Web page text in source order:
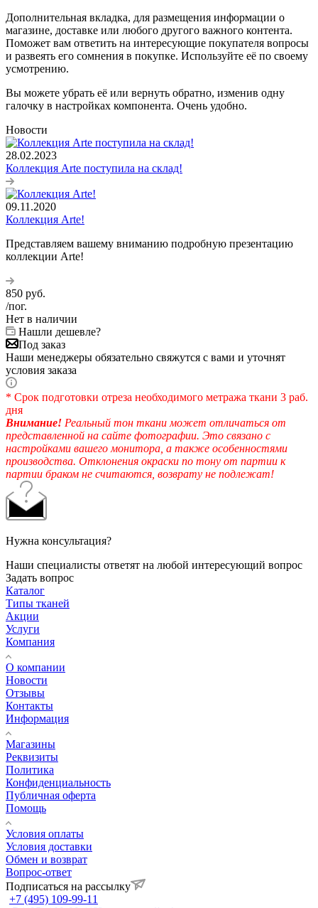
Дополнительная вкладка, для размещения информации о
магазине, доставке или любого другого важного контента.
Поможет вам ответить на интересующие покупателя вопросы
и развеять его сомнения в покупке. Используйте её по своему
усмотрению.
Вы можете убрать её или вернуть обратно, изменив одну
галочку в настройках компонента. Очень удобно.
Новости
28.02.2023
Коллекция Arte поступила на склад!
09.11.2020
Коллекция Arte!
Представляем вашему вниманию подробную презентацию
коллекции Arte!
850 руб.
/пог.
Нет в наличии
Нашли дешевле?
Под заказ
Наши менеджеры обязательно свяжутся с вами и уточнят
условия заказа
* Срок подготовки отреза необходимого метража ткани 3 раб.
дня
Внимание! Реальный тон ткани может отличаться от
представленной на сайте фотографии. Это связано с
настройками вашего монитора, а также особенностями
производства. Отклонения окраски по тону от партии к
партии браком не считаются, возврату не подлежат!
Нужна консультация?
Наши специалисты ответят на любой интересующий вопрос
Задать вопрос
Каталог
Типы тканей
Акции
Услуги
Компания
О компании
Новости
Отзывы
Контакты
Информация
Магазины
Реквизиты
Политика
Конфиденциальность
Публичная оферта
Помощь
Условия оплаты
Условия доставки
Обмен и возврат
Вопрос-ответ
Подписаться на рассылку
+7 (495) 109-99-11